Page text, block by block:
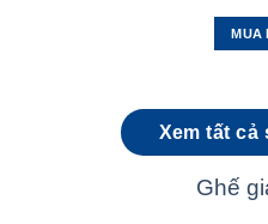
MUA
Xem tất cả
Ghế